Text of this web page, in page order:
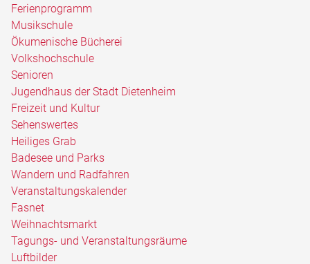
Ferienprogramm
Musikschule
Ökumenische Bücherei
Volkshochschule
Senioren
Jugendhaus der Stadt Dietenheim
Freizeit und Kultur
Sehenswertes
Heiliges Grab
Badesee und Parks
Wandern und Radfahren
Veranstaltungskalender
Fasnet
Weihnachtsmarkt
Tagungs- und Veranstaltungsräume
Luftbilder